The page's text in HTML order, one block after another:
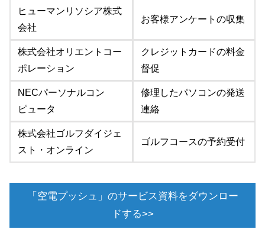
ヒューマンリソシア株式
会社
お客様アンケートの収集
株式会社オリエントコー
ポレーション
クレジットカードの料金
督促
NECパーソナルコン
ピュータ
修理したパソコンの発送
連絡
株式会社ゴルフダイジェ
スト・オンライン
ゴルフコースの予約受付
「空電プッシュ」のサービス資料をダウンロー
ドする>>